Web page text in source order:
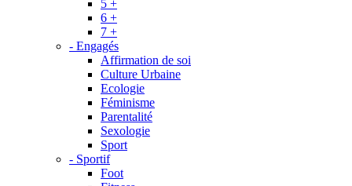
5 +
6 +
7 +
- Engagés
Affirmation de soi
Culture Urbaine
Ecologie
Féminisme
Parentalité
Sexologie
Sport
- Sportif
Foot